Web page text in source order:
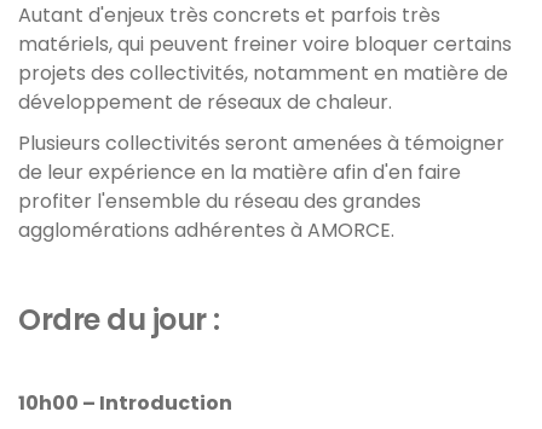
Autant d'enjeux très concrets et parfois très
matériels, qui peuvent freiner voire bloquer certains
projets des collectivités, notamment en matière de
développement de réseaux de chaleur.
Plusieurs collectivités seront amenées à témoigner
de leur expérience en la matière afin d'en faire
profiter l'ensemble du réseau des grandes
agglomérations adhérentes à AMORCE.
Ordre du jour :
10h00 – Introduction